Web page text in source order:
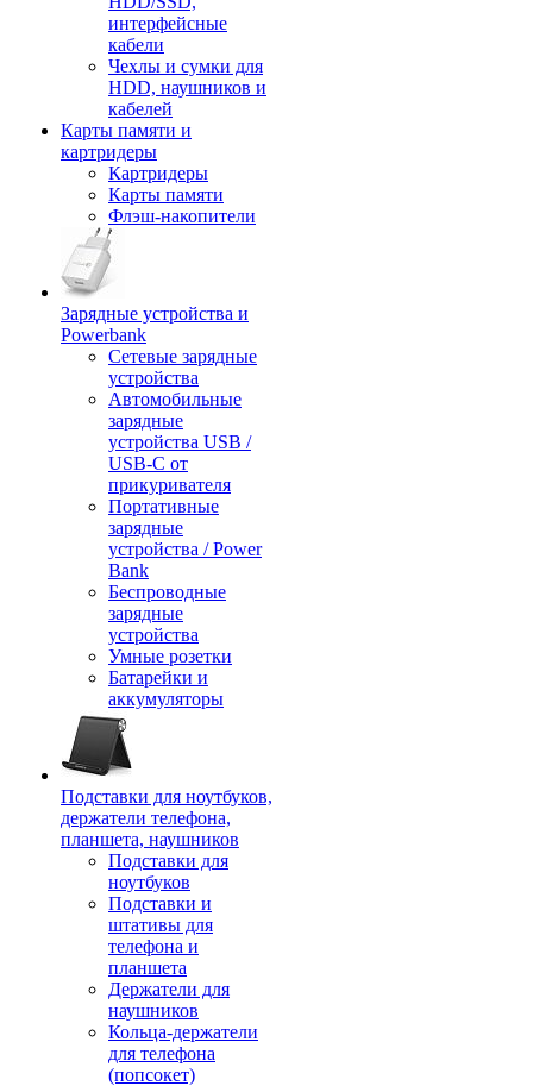
интерфейсные
кабели
Чехлы и сумки для
HDD, наушников и
кабелей
Карты памяти и
картридеры
Картридеры
Карты памяти
Флэш-накопители
Зарядные устройства и
Powerbank
Сетевые зарядные
устройства
Автомобильные
зарядные
устройства USB /
USB-C от
прикуривателя
Портативные
зарядные
устройства / Power
Bank
Беспроводные
зарядные
устройства
Умные розетки
Батарейки и
аккумуляторы
Подставки для ноутбуков,
держатели телефона,
планшета, наушников
Подставки для
ноутбуков
Подставки и
штативы для
телефона и
планшета
Держатели для
наушников
Кольца-держатели
для телефона
(попсокет)